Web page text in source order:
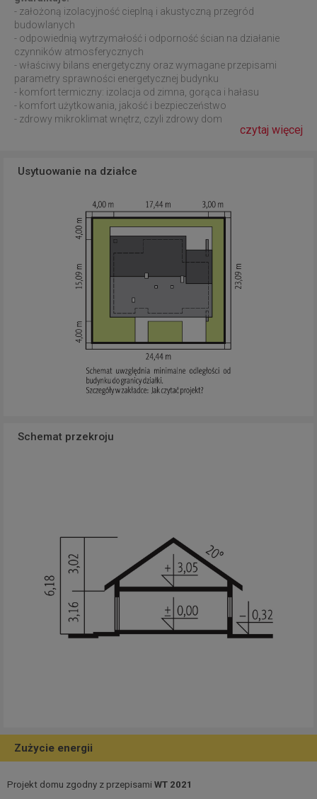
- założoną izolacyjność cieplną i akustyczną przegród
budowlanych
- odpowiednią wytrzymałość i odporność ścian na działanie
czynników atmosferycznych
- właściwy bilans energetyczny oraz wymagane przepisami
parametry sprawności energetycznej budynku
- komfort termiczny: izolacja od zimna, gorąca i hałasu
- komfort użytkowania, jakość i bezpieczeństwo
- zdrowy mikroklimat wnętrz, czyli zdrowy dom
czytaj więcej
Usytuowanie na działce
Schemat przekroju
Zużycie energii
Projekt domu zgodny z przepisami WT 2021